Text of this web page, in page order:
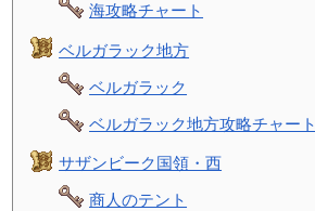
海攻略チャート
ベルガラック地方
ベルガラック
ベルガラック地方攻略チャート
サザンビーク国領・西
商人のテント